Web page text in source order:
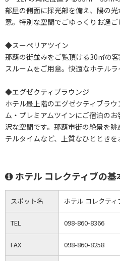
部屋の側面に採光部を備え、陽の
意。特別な空間でごゆっくりお過ご
◆スーペリアツイン
那覇の街並みをご覧頂ける30㎡の
スルームをご用意。快適なホテルラ
◆エグゼクティブラウンジ
ホテル最上階のエグゼクティブラ
ム・プレミアムツインにご宿泊の
沢な空間です。那覇市街の絶景を
テルタイムなど、上質なひとときを
ホテル コレクティブの基
スポット名 ホテル コレクティ
TEL 098-860-8366
FAX 098-860-8258